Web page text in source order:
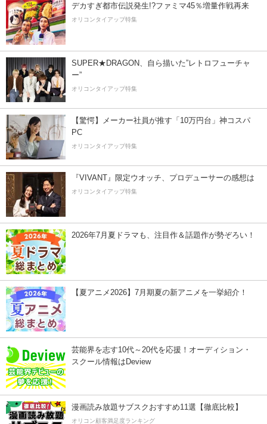
デカすぎ都市伝説発生!?ファミマ45％増量作戦再来
オリコンタイアップ特集
SUPER★DRAGON、自ら描いた”レトロフューチャ
ー”
オリコンタイアップ特集
【驚愕】メーカー社員が推す「10万円台」神コスパ
PC
オリコンタイアップ特集
『VIVANT』限定ウオッチ、プロデューサーの感想は
オリコンタイアップ特集
2026年7月夏ドラマも、注目作＆話題作が勢ぞろい！
【夏アニメ2026】7月期夏の新アニメを一挙紹介！
芸能界を志す10代～20代を応援！オーディション・
スクール情報はDeview
漫画読み放題サブスクおすすめ11選【徹底比較】
オリコン顧客満足度ランキング